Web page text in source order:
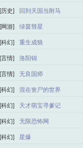
[历史] 回到天国当附马
[网游] 绿茵彗星
[科幻] 重生成狼
[言情] 洛阳锦
[言情] 无良国师
[科幻] 混在丧尸的世界
[科幻] 天才萌宝寻爹记
[科幻] 无限恐怖网
[科幻] 星爆